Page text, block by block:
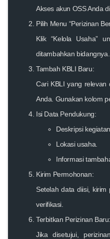
Akses akun OSS Anda di
Pilih Menu “Perizinan
Klik “Kelola Usaha”
ditambahkan bidangnya.
Tambah KBLI Baru:
Cari KBLI yang relevan
Anda. Gunakan kolom
Isi Data Pendukung:
Deskripsi
Lokasi usaha.
Informasi
Kirim Permohonan:
Setelah data diisi,
verifikasi.
Terbitkan Perizinan Baru:
Jika disetujui,